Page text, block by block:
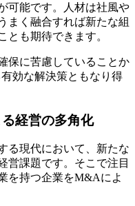
可能です。人材は社風や
まく融合すれば新たな組
とも期待できます。
保に苦慮していることか
効な解決策ともなり得
経営の多角化
る現代において、新たな
営課題です。そこで注目
を持つ企業をM&Aによ